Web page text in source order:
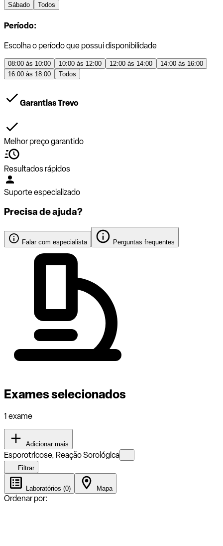
Sábado
Todos
Período:
Escolha o período que possui disponibilidade
08:00 às 10:00 10:00 às 12:00 12:00 às 14:00
14:00 às 16:00
16:00 às 18:00
Todos
Garantias Trevo
Melhor preço garantido
Resultados rápidos
Suporte especializado
Precisa de ajuda?
Falar com especialista Perguntas frequentes
Exames selecionados
1 exame
Adicionar mais
Esporotricose, Reação Sorológica
Filtrar
Laboratórios (0) Mapa
Ordenar por: